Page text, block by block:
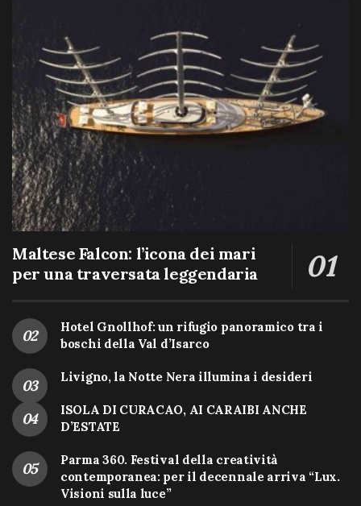
Maltese Falcon: l’icona dei mari
per una traversata leggendaria
Hotel Gnollhof: un rifugio panoramico tra i
boschi della Val d’Isarco
Livigno, la Notte Nera illumina i desideri
ISOLA DI CURACAO, AI CARAIBI ANCHE
D’ESTATE
Parma 360. Festival della creatività
contemporanea: per il decennale arriva “Lux.
Visioni sulla luce”